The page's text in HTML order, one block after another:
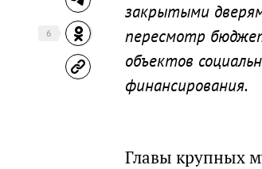
закрытыми
пересмотр
объектов
финансирования.
6
Главы крупных